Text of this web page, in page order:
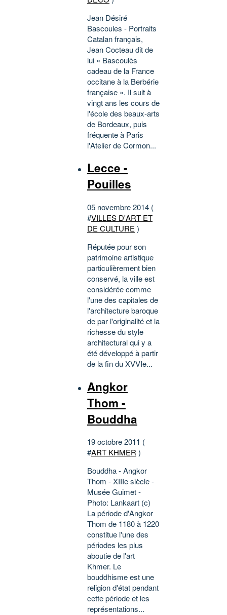
Jean Désiré
Bascoules - Portraits
Catalan français,
Jean Cocteau dit de
lui « Bascoulès
cadeau de la France
occitane à la Berbérie
française ». Il suit à
vingt ans les cours de
l'école des beaux-arts
de Bordeaux, puis
fréquente à Paris
l'Atelier de Cormon...
Lecce -
Pouilles
05 novembre 2014 (
#VILLES D'ART ET
DE CULTURE )
Réputée pour son
patrimoine artistique
particulièrement bien
conservé, la ville est
considérée comme
l'une des capitales de
l'architecture baroque
de par l'originalité et la
richesse du style
architectural qui y a
été développé à partir
de la fin du XVVIe...
Angkor
Thom -
Bouddha
19 octobre 2011 (
#ART KHMER )
Bouddha - Angkor
Thom - XIIIe siècle -
Musée Guimet -
Photo: Lankaart (c)
La période d'Angkor
Thom de 1180 à 1220
constitue l'une des
périodes les plus
aboutie de l'art
Khmer. Le
bouddhisme est une
religion d'état pendant
cette période et les
représentations...